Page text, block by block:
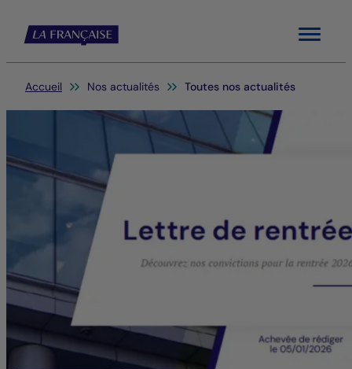
Menu
Vous êtes ici:
Accueil Nos actualités Toutes nos actualités